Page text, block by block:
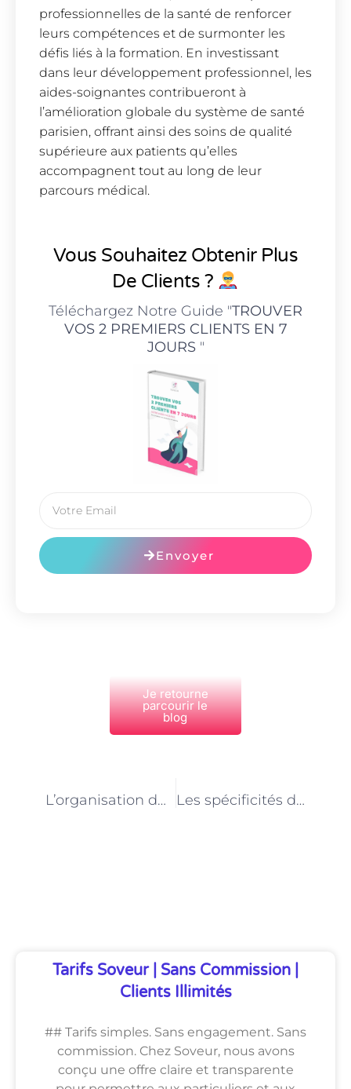
professionnelles de la santé de renforcer
leurs compétences et de surmonter les
défis liés à la formation. En investissant
dans leur développement professionnel, les
aides-soignantes contribueront à
l’amélioration globale du système de santé
parisien, offrant ainsi des soins de qualité
supérieure aux patients qu’elles
accompagnent tout au long de leur
parcours médical.
Vous Souhaitez Obtenir Plus
De Clients ?
Téléchargez Notre Guide "TROUVER
VOS 2 PREMIERS CLIENTS EN 7
JOURS"
Envoyer
Je retourne
parcourir le
blog
L’organisation du travail des aides-soignantes dans les structures de soins parisiennes Les spécificités du métier d’aide-soignante en psychiatrie à Paris
Tarifs Soveur | Sans Commission |
Clients Illimités
## Tarifs simples. Sans engagement. Sans
commission. Chez Soveur, nous avons
conçu une offre claire et transparente